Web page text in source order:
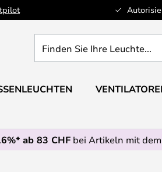
Sie
Leuchte...
ab 83 CHF bei Artikeln mit